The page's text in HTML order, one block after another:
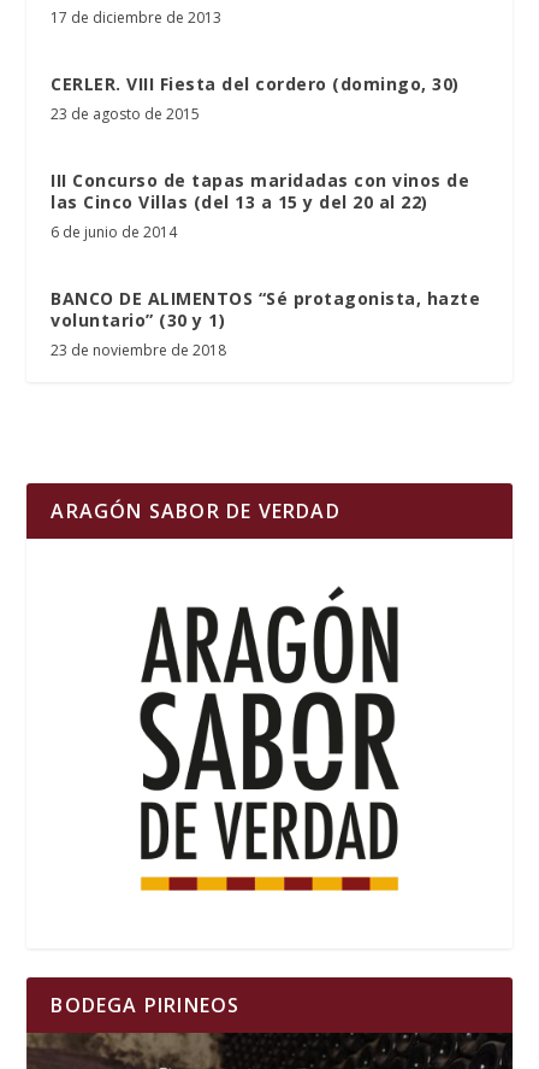
17 de diciembre de 2013
CERLER. VIII Fiesta del cordero (domingo, 30)
23 de agosto de 2015
III Concurso de tapas maridadas con vinos de
las Cinco Villas (del 13 a 15 y del 20 al 22)
6 de junio de 2014
BANCO DE ALIMENTOS “Sé protagonista, hazte
voluntario” (30 y 1)
23 de noviembre de 2018
ARAGÓN SABOR DE VERDAD
BODEGA PIRINEOS